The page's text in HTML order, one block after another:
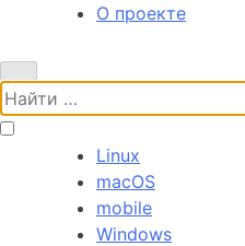
О проекте
Поиск:
Linux
macOS
mobile
Windows